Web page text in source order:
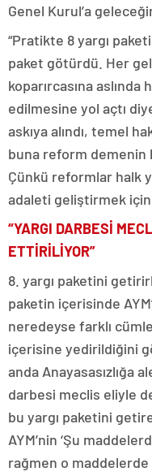
Genel Kurul’a
“Pratikte 8 yargı
paket götürdü. Her
koparırcasına
edilmesine yol açtı
askıya alındı, temel
buna reform demenin
Çünkü reformlar halk
adaleti geliştirmek için
“YARGI DARBESİ
ETTİRİLİYOR”
8. yargı paketini
paketin içerisinde
neredeyse farklı
içerisine yedirildiğini
anda Anayasasızlığa
darbesi meclis eliyle
bu yargı paketini
AYM’nin ‘Şu
rağmen o